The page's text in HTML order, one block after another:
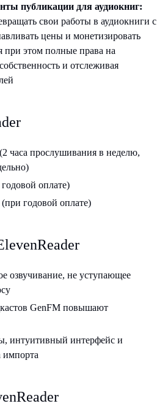
публикации для аудиокниг:
свои работы в аудиокниги с
цены и монетизировать
при этом полные права на
и отслеживая
(2 часа прослушивания в неделю,
оплате)
годовой оплате)
озвучивание, не уступающее
GenFM повышают
интуитивный интерфейс и
импорта